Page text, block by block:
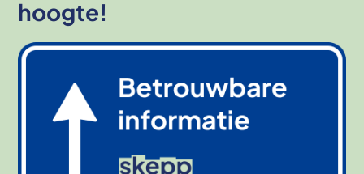
hoogte!
Afbeelding